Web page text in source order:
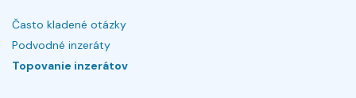
Často kladené otázky
Podvodné inzeráty
Topovanie inzerátov